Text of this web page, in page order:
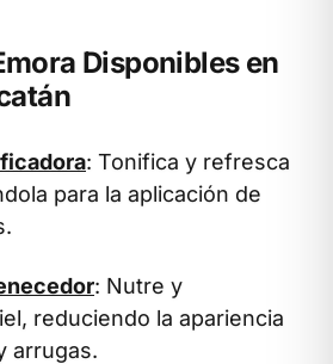
Disponibles en
: Tonifica y refresca
para la aplicación de
: Nutre y
reduciendo la apariencia
arrugas.